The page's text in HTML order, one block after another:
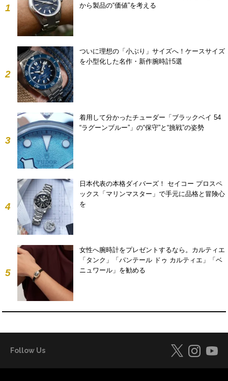
1
から製品の“価値”を考える
2
ついに理想の「小ぶり」サイズへ！ケースサイズ
を小型化した名作・新作腕時計5選
3
着用して分かったチューダー「ブラックベイ 54
“ラグーンブルー”」の“保守”と“挑戦”の姿勢
4
日本代表の本格ダイバーズ！ セイコー プロスペ
ックス「マリンマスター」で手元に品格と冒険心
を
5
女性へ腕時計をプレゼントするなら。カルティエ
「タンク」「パンテール ドゥ カルティエ」「ベ
ニュワール」を勧める
Follow Us